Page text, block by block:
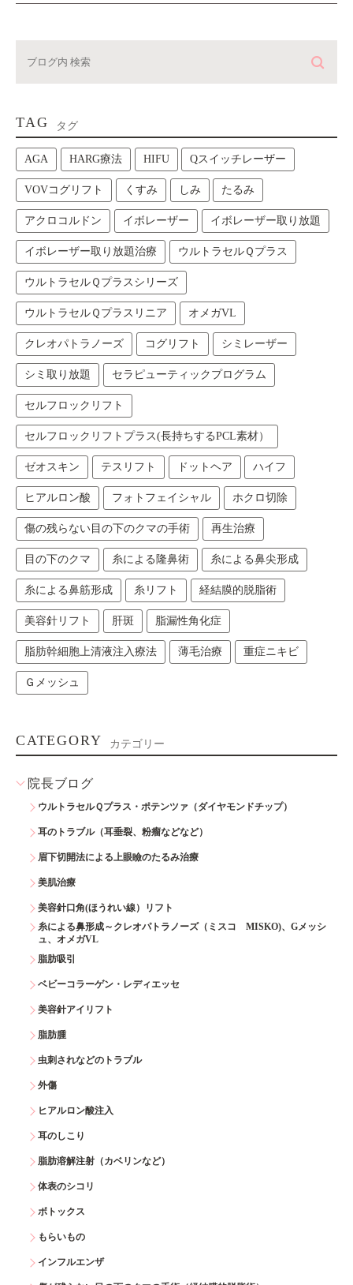
TAG タグ
AGA HARG療法 HIFU Qスイッチレーザー
VOVコグリフト くすみ しみ たるみ
アクロコルドン イボレーザー イボレーザー取り放題
イボレーザー取り放題治療 ウルトラセルＱプラス
ウルトラセルＱプラスシリーズ
ウルトラセルＱプラスリニア オメガVL
クレオパトラノーズ コグリフト シミレーザー
シミ取り放題 セラピューティックプログラム
セルフロックリフト
セルフロックリフトプラス(長持ちするPCL素材）
ゼオスキン テスリフト ドットヘア ハイフ
ヒアルロン酸 フォトフェイシャル ホクロ切除
傷の残らない目の下のクマの手術 再生治療
目の下のクマ 糸による隆鼻術 糸による鼻尖形成
糸による鼻筋形成 糸リフト 経結膜的脱脂術
美容針リフト 肝斑 脂漏性角化症
脂肪幹細胞上清液注入療法 薄毛治療 重症ニキビ
Ｇメッシュ
CATEGORY カテゴリー
院長ブログ
ウルトラセルＱプラス・ポテンツァ（ダイヤモンドチップ）
耳のトラブル（耳垂裂、粉瘤などなど）
眉下切開法による上眼瞼のたるみ治療
美肌治療
美容針口角(ほうれい線）リフト
糸による鼻形成～クレオパトラノーズ（ミスコ MISKO)、Gメッシ
ュ、オメガVL
脂肪吸引
ベビーコラーゲン・レディエッセ
美容針アイリフト
脂肪腫
虫刺されなどのトラブル
外傷
ヒアルロン酸注入
耳のしこり
脂肪溶解注射（カベリンなど）
体表のシコリ
ボトックス
もらいもの
インフルエンザ